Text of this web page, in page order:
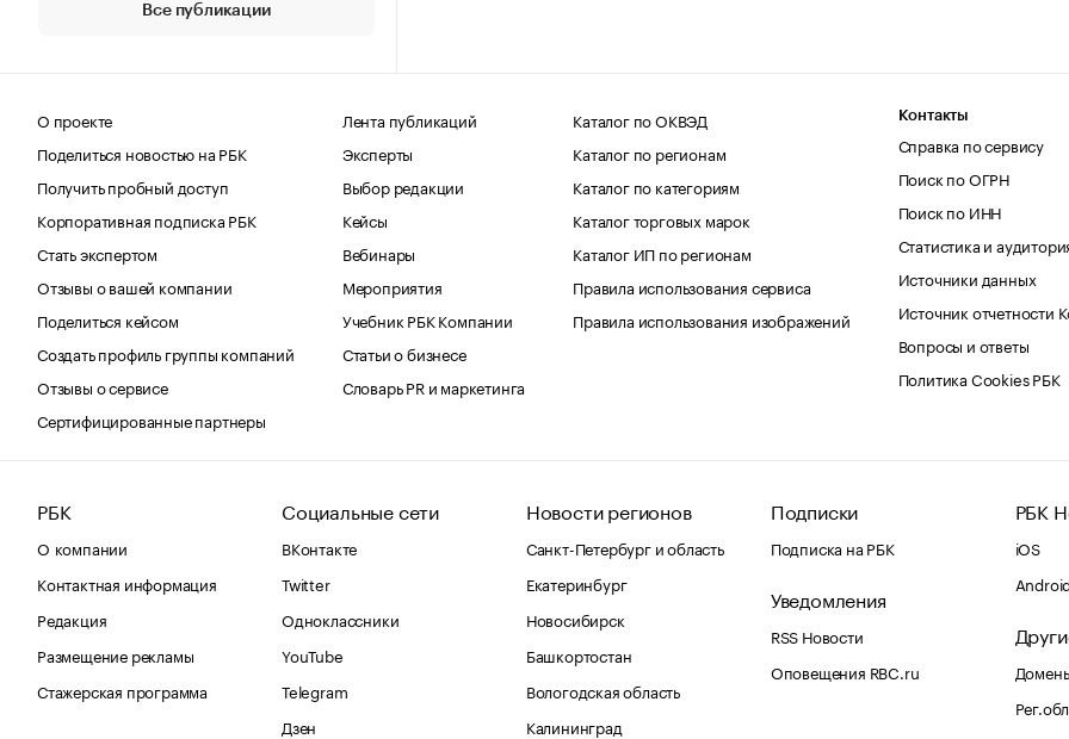
Все публикации
О проекте
Поделиться новостью на РБК
Получить пробный доступ
Корпоративная подписка РБК
Стать экспертом
Отзывы о вашей компании
Поделиться кейсом
Создать профиль группы компаний
Отзывы о сервисе
Сертифицированные партнеры
Лента публикаций
Эксперты
Выбор редакции
Кейсы
Вебинары
Мероприятия
Учебник РБК Компании
Статьи о бизнесе
Словарь PR и маркетинга
Каталог по ОКВЭД
Каталог по регионам
Каталог по категориям
Каталог торговых марок
Каталог ИП по регионам
Правила использования сервиса
Правила использования изображений
Контакты
Справка по сервису
Поиск по ОГРН
Поиск по ИНН
Статистика и
Источники данных
Источник отчетности
Вопросы и ответы
Политика Cookies РБК
РБК
О компании
Контактная информация
Редакция
Размещение рекламы
Стажерская программа
Социальные сети
ВКонтакте
Twitter
Одноклассники
YouTube
Telegram
Дзен
Новости регионов
Санкт-Петербург и область
Екатеринбург
Новосибирск
Башкортостан
Вологодская область
Калининград
Подписки
Подписка на РБК
Уведомления
RSS Новости
Оповещения RBC.ru
РБК
iOS